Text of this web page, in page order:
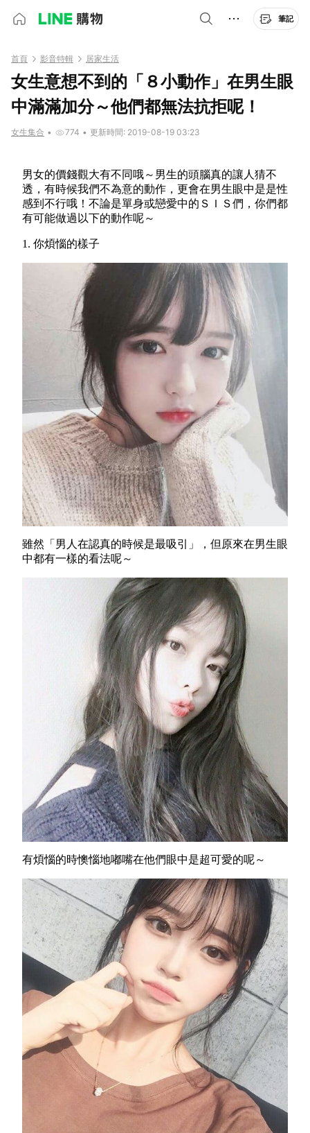
筆記
首頁 影音特輯 居家生活
女生意想不到的「８小動作」在男生眼
中滿滿加分～他們都無法抗拒呢！
女生集合 • 774 • 更新時間: 2019-08-19 03:23
男女的價錢觀大有不同哦～男生的頭腦真的讓人猜不
透，有時候我們不為意的動作，更會在男生眼中是是性
感到不行哦！不論是單身或戀愛中的ＳＩＳ們，你們都
有可能做過以下的動作呢～
1. 你煩惱的樣子
雖然「男人在認真的時候是最吸引」，但原來在男生眼
中都有一樣的看法呢～
有煩惱的時懊惱地嘟嘴在他們眼中是超可愛的呢～